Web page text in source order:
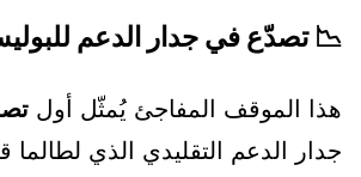
📉 تصدّع في جدار الدعم
هذا الموقف المفاجئ يُمثّل أول
جدار الدعم التقليدي الذي